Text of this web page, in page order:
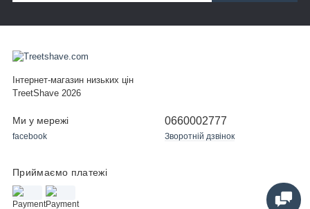
Інтернет-магазин низьких цін
TreetShave 2026
0660002777
Зворотній дзвінок
Ми у мережі
facebook
Приймаємо платежі